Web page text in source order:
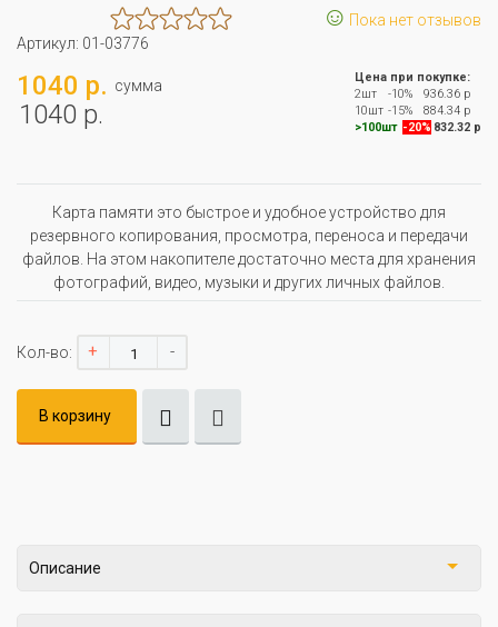
☺ Пока нет отзывов
Артикул: 01-03776
1040 р. сумма
1040 р.
Цена при покупке:
2шт
-10%
936.36 р
10шт -15%
884.34 р
>100шт -20% 832.32 р
Карта памяти это быстрое и удобное устройство для
резервного копирования, просмотра, переноса и передачи
файлов. На этом накопителе достаточно места для хранения
фотографий, видео, музыки и других личных файлов.
Кол-во: + -
В корзину
Описание